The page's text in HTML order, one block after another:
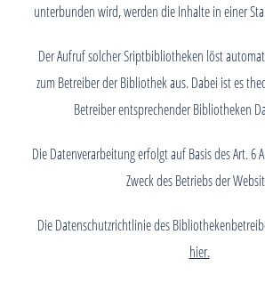
unterbunden wird, werden die Inhalte in einer
Der Aufruf solcher Sriptbibliotheken löst
zum Betreiber der Bibliothek aus. Dabei ist es
Betreiber entsprechender Bibliotheken
Die Datenverarbeitung erfolgt auf Basis des Art. 6
Zweck des Betriebs der
Die Datenschutzrichtlinie des
hier.